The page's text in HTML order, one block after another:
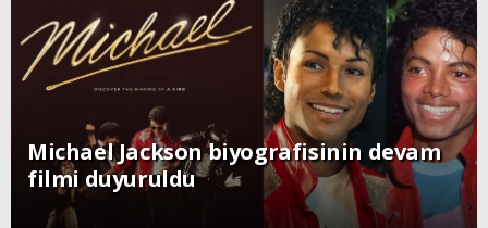
Michael Jackson biyografisinin devam
filmi duyuruldu